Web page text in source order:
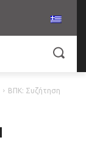
ΒΠΚ: Συζήτηση